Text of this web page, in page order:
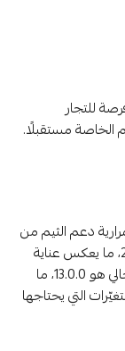
للتجار
الخاصة مستقبلًا.
دعم الثيم من
خلال تحديثه السابق الذي توفر في 3 سبتمبر 2025، ما يعكس عناية
بالتطوير والتوافق مع متطلبات السوق. الإصدار الحالي هو 13.0.0، ما
التي يحتاجها